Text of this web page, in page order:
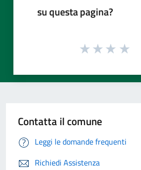
su questa pagina?
Contatta il comune
Leggi le domande frequenti
Richiedi Assistenza